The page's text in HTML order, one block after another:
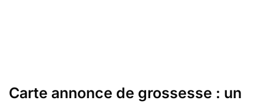
Carte annonce de grossesse : un